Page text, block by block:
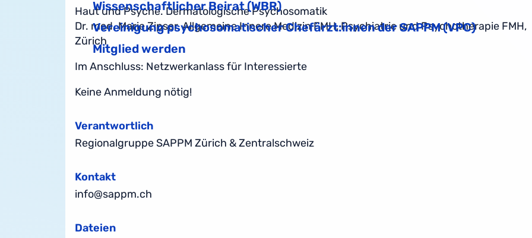
Wissenschaftlicher Beirat (WBR)
Vereinigung psychosomatischer Chefärzt:innen der SAPPM (VPC)
Mitglied werden
Haut und Psyche. Dermatologische Psychosomatik
Dr. med. Marie Zipser, Allgemeine Innere Medizin FMH, Psychiatrie und Psychotherapie FMH,
Zürich
Im Anschluss: Netzwerkanlass für Interessierte
Keine Anmeldung nötig!
Verantwortlich
Regionalgruppe SAPPM Zürich & Zentralschweiz
Kontakt
info@sappm.ch
Dateien